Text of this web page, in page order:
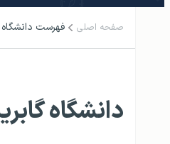
صفحه اصلی فهرست
دانشگاه